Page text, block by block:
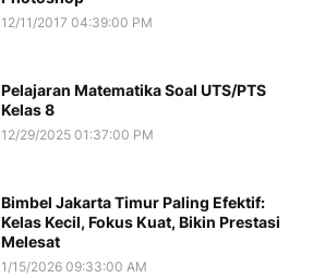
12/11/2017 04:39:00 PM
Pelajaran Matematika Soal UTS/PTS
Kelas 8
12/29/2025 01:37:00 PM
Bimbel Jakarta Timur Paling Efektif:
Kelas Kecil, Fokus Kuat, Bikin Prestasi
Melesat
1/15/2026 09:33:00 AM